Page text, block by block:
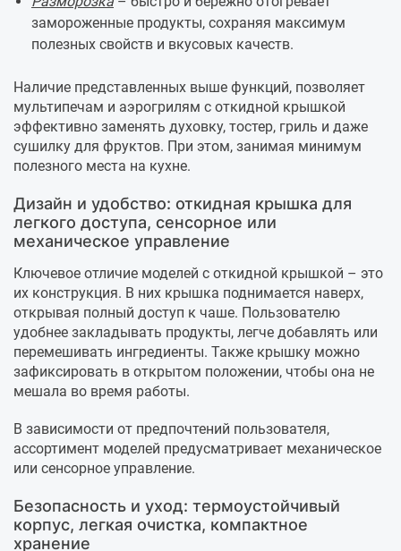
замороженные продукты, сохраняя максимум
полезных свойств и вкусовых качеств.
Наличие представленных выше функций, позволяет
мультипечам и аэрогрилям с откидной крышкой
эффективно заменять духовку, тостер, гриль и даже
сушилку для фруктов. При этом, занимая минимум
полезного места на кухне.
Дизайн и удобство: откидная крышка для
легкого доступа, сенсорное или
механическое управление
Ключевое отличие моделей с откидной крышкой – это
их конструкция. В них крышка поднимается наверх,
открывая полный доступ к чаше. Пользователю
удобнее закладывать продукты, легче добавлять или
перемешивать ингредиенты. Также крышку можно
зафиксировать в открытом положении, чтобы она не
мешала во время работы.
В зависимости от предпочтений пользователя,
ассортимент моделей предусматривает механическое
или сенсорное управление.
Безопасность и уход: термоустойчивый
корпус, легкая очистка, компактное
хранение